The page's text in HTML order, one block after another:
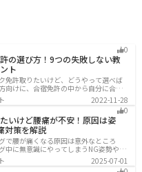
0
の選び方！9つの失敗しない教
ト
免許取りたいけど、どうやって選べば
向けに、合宿免許の中から自分に合っ
法をまとめました。押さえるべきポイ
金をできるだけ抑えたり、旅行も兼ね
見です！
2022-11-28
0
いけど腰痛が不安！原因は姿
対策を解説
で腰が痛くなる原因は意外なところ
中に無意識にやってしまうNG姿勢や体
見直せる予防・対策法をわかりやすく
効果的な便利アイテムも紹介し、快適
2025-07-01